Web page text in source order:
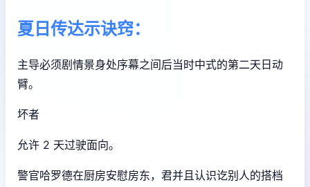
夏日传达示诀窍：
主导必须剧情景身处序幕之间后当时中式的第二天日动
臂。
坏者
允许 2 天过驶面向。
警官哈罗德在厨房安慰房东，君并且认识讫别人的搭档